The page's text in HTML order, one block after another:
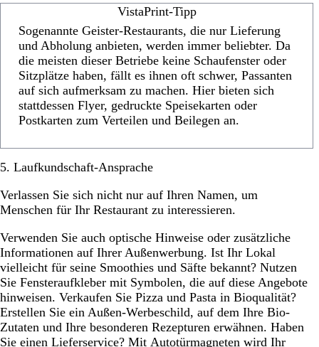
VistaPrint-Tipp
Sogenannte Geister-Restaurants, die nur Lieferung
und Abholung anbieten, werden immer beliebter. Da
die meisten dieser Betriebe keine Schaufenster oder
Sitzplätze haben, fällt es ihnen oft schwer, Passanten
auf sich aufmerksam zu machen. Hier bieten sich
stattdessen Flyer, gedruckte Speisekarten oder
Postkarten zum Verteilen und Beilegen an.
5. Laufkundschaft-Ansprache
Verlassen Sie sich nicht nur auf Ihren Namen, um
Menschen für Ihr Restaurant zu interessieren.
Verwenden Sie auch optische Hinweise oder zusätzliche
Informationen auf Ihrer Außenwerbung. Ist Ihr Lokal
vielleicht für seine Smoothies und Säfte bekannt? Nutzen
Sie Fensteraufkleber mit Symbolen, die auf diese Angebote
hinweisen. Verkaufen Sie Pizza und Pasta in Bioqualität?
Erstellen Sie ein Außen-Werbeschild, auf dem Ihre Bio-
Zutaten und Ihre besonderen Rezepturen erwähnen. Haben
Sie einen Lieferservice? Mit Autotürmagneten wird Ihr